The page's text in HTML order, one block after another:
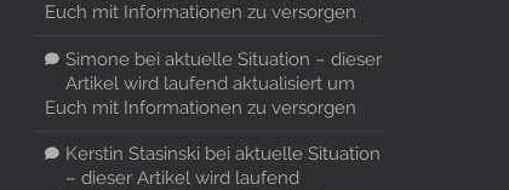
Euch mit Informationen zu versorgen
Simonebei aktuelle Situation – dieser
Artikel wird laufend aktualisiert um
Euch mit Informationen zu versorgen
Kerstin Stasinski bei aktuelle Situation
– dieser Artikel wird laufend